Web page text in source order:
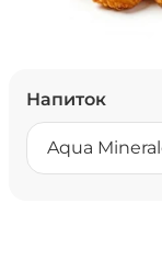
Напиток